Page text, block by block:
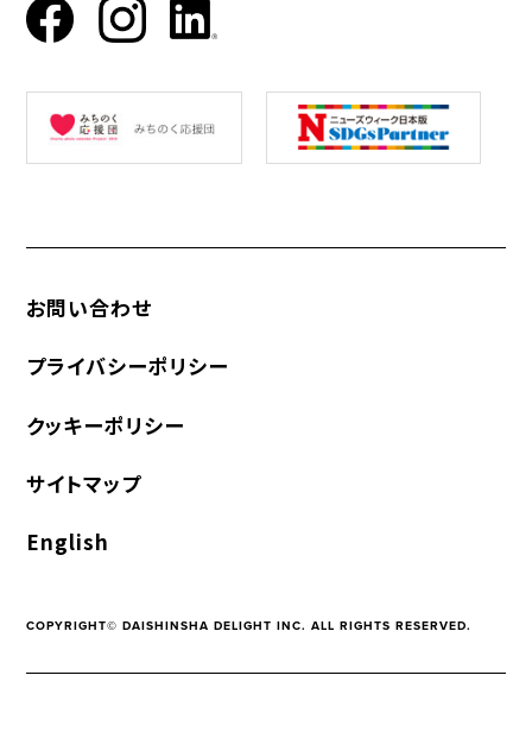
お問い合わせ
プライバシーポリシー
クッキーポリシー
サイトマップ
English
COPYRIGHT© DAISHINSHA DELIGHT INC. ALL RIGHTS RESERVED.